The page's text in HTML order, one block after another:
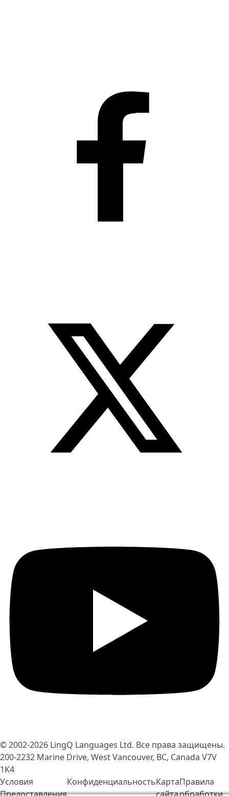
© 2002-2026 LingQ Languages Ltd. Все права защищены.
200-2232 Marine Drive, West Vancouver, BC, Canada V7V
1K4
Условия
КонфиденциальностьКартаПравила